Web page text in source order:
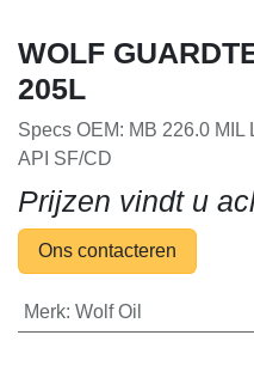
WOLF
205L
Specs OEM: MB 226.0 MIL
API SF/CD
Prijzen vindt u
Ons contacteren
Merk: Wolf Oil